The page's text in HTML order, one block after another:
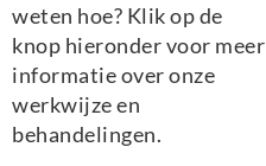
weten hoe? Klik op de
knop hieronder voor meer
informatie over onze
werkwijze en
behandelingen.